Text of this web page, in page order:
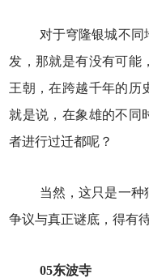
对于穹隆银城不
发，那就是有没有可能
王朝，在跨越千年的历
就是说，在象雄的不同
者进行过迁都呢？
当然，这只是一
争议与真正谜底，得有
05东波寺